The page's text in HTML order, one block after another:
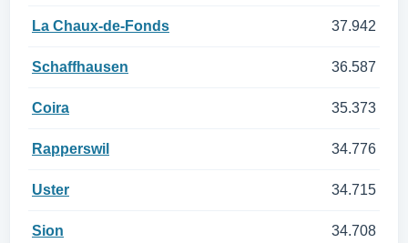
La Chaux-de-Fonds 37.942
Schaffhausen 36.587
Coira 35.373
Rapperswil 34.776
Uster 34.715
Sion 34.708